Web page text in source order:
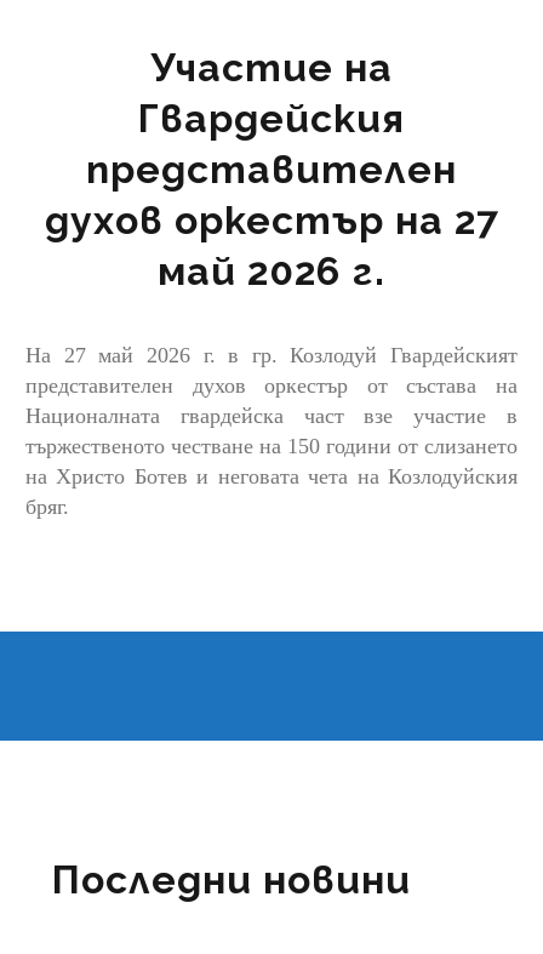
Участие на
Гвардейския
представителен
духов оркестър на 27
май 2026 г.
На 27 май 2026 г. в гр. Козлодуй Гвардейският
представителен духов оркестър от състава на
Националната гвардейска част взе участие в
тържественото честване на 150 години от слизането
на Христо Ботев и неговата чета на Козлодуйския
бряг.
Последни новини